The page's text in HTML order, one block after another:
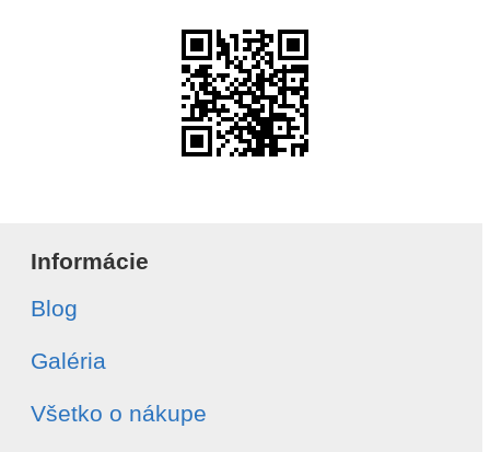
Informácie
Blog
Galéria
Všetko o nákupe